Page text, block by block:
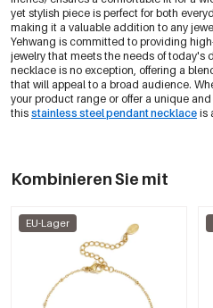
yet stylish piece is perfect for both
making it a valuable addition to any
Yehwang is committed to providing
jewelry that meets the needs of today's
necklace is no exception, offering a
that will appeal to a broad audience.
your product range or offer a unique
this stainless steel pendant necklace is
Kombinieren Sie mit
EU-Lager